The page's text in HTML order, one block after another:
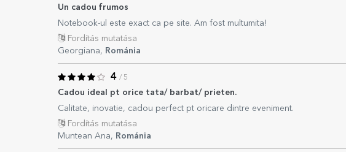
Un cadou frumos
Notebook-ul este exact ca pe site. Am fost multumita!
Fordítás mutatása
Georgiana, Románia
4 / 5
Cadou ideal pt orice tata/ barbat/ prieten.
Calitate, inovatie, cadou perfect pt oricare dintre eveniment.
Fordítás mutatása
Muntean Ana, Románia